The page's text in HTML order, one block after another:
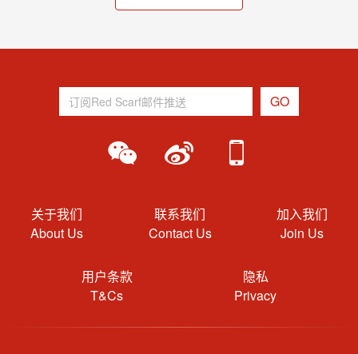
关于我们
About Us
联系我们
Contact Us
加入我们
Join Us
用户条款
T&Cs
隐私
Privacy